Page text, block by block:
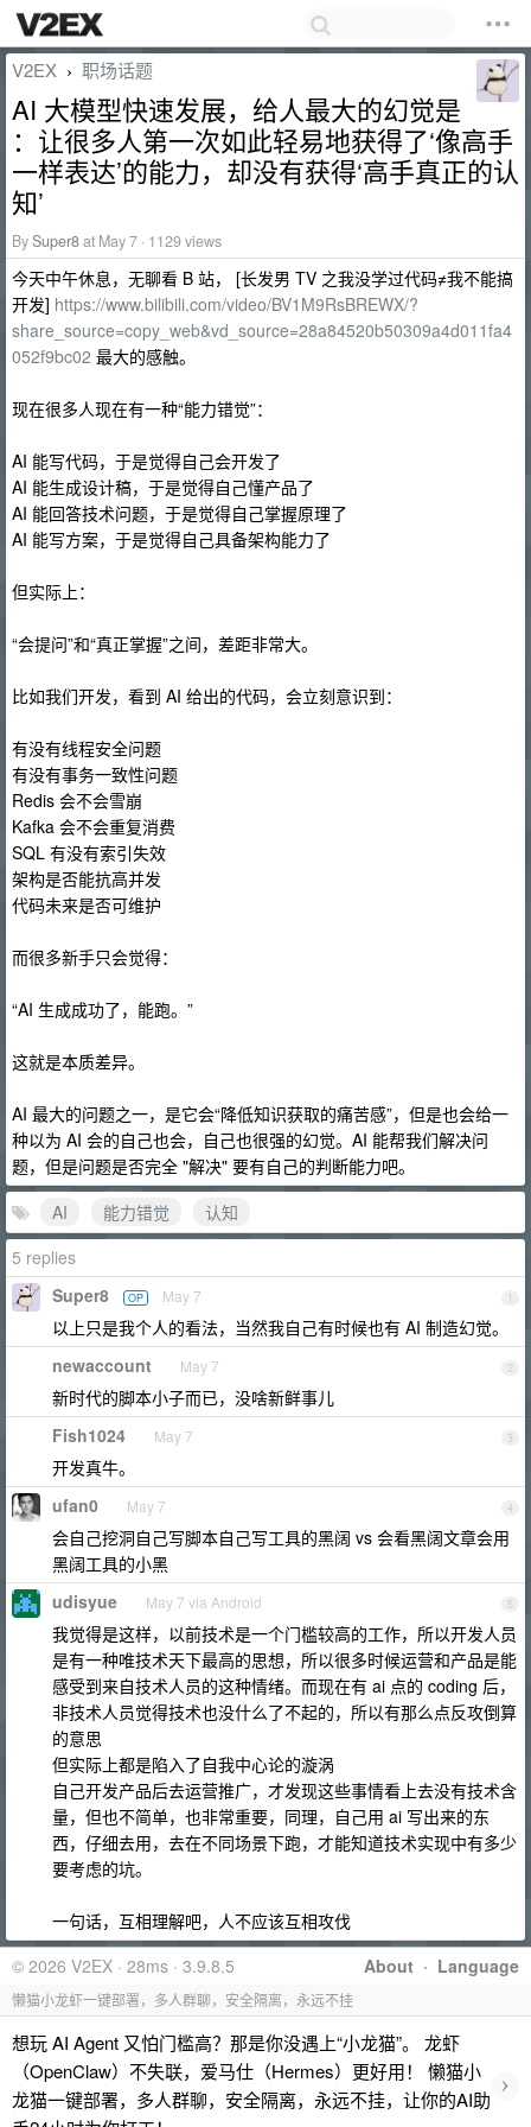
V2EX › 职场话题
AI 大模型快速发展，给人最大的幻觉是
：让很多人第一次如此轻易地获得了‘像高手
一样表达’的能力，却没有获得‘高手真正的认
知’
BySuper8at May 7 · 1129 views
今天中午休息，无聊看 B 站， [长发男 TV 之我没学过代码≠我不能搞
开发] https://www.bilibili.com/video/BV1M9RsBREWX/?
share_source=copy_web&vd_source=28a84520b50309a4d011fa4
052f9bc02 最大的感触。
现在很多人现在有一种“能力错觉”：
AI 能写代码，于是觉得自己会开发了
AI 能生成设计稿，于是觉得自己懂产品了
AI 能回答技术问题，于是觉得自己掌握原理了
AI 能写方案，于是觉得自己具备架构能力了
但实际上：
“会提问”和“真正掌握”之间，差距非常大。
比如我们开发，看到 AI 给出的代码，会立刻意识到：
有没有线程安全问题
有没有事务一致性问题
Redis 会不会雪崩
Kafka 会不会重复消费
SQL 有没有索引失效
架构是否能抗高并发
代码未来是否可维护
而很多新手只会觉得：
“AI 生成成功了，能跑。”
这就是本质差异。
AI 最大的问题之一，是它会“降低知识获取的痛苦感”，但是也会给一
种以为 AI 会的自己也会，自己也很强的幻觉。AI 能帮我们解决问
题，但是问题是否完全 "解决" 要有自己的判断能力吧。
AI
能力错觉
认知
5 replies
1
Super8 OP May 7
以上只是我个人的看法，当然我自己有时候也有 AI 制造幻觉。
2
newaccount May 7
新时代的脚本小子而已，没啥新鲜事儿
3
Fish1024 May 7
开发真牛。
4
ufan0 May 7
会自己挖洞自己写脚本自己写工具的黑阔 vs 会看黑阔文章会用
黑阔工具的小黑
5
udisyue May 7 via Android
我觉得是这样，以前技术是一个门槛较高的工作，所以开发人员
是有一种唯技术天下最高的思想，所以很多时候运营和产品是能
感受到来自技术人员的这种情绪。而现在有 ai 点的 coding 后，
非技术人员觉得技术也没什么了不起的，所以有那么点反攻倒算
的意思
但实际上都是陷入了自我中心论的漩涡
自己开发产品后去运营推广，才发现这些事情看上去没有技术含
量，但也不简单，也非常重要，同理，自己用 ai 写出来的东
西，仔细去用，去在不同场景下跑，才能知道技术实现中有多少
要考虑的坑。
一句话，互相理解吧，人不应该互相攻伐
About · Language
© 2026 V2EX · 28ms · 3.9.8.5
懒猫小龙虾一键部署，多人群聊，安全隔离，永远不挂
想玩 AI Agent 又怕门槛高？那是你没遇上“小龙猫”。 龙虾
（OpenClaw）不失联，爱马仕（Hermes）更好用！ 懒猫小
龙猫一键部署，多人群聊，安全隔离，永远不挂，让你的AI助
›